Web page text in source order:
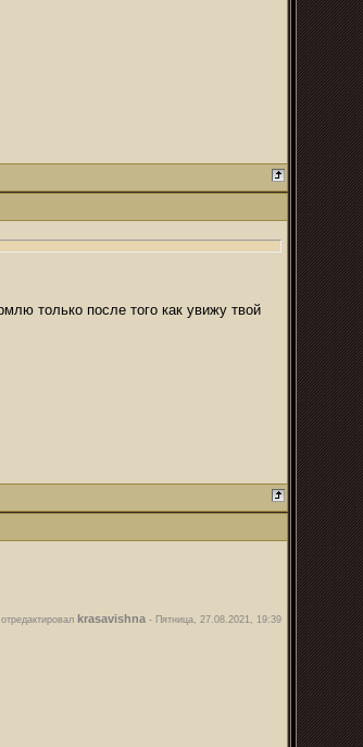
только после того как увижу твой
krasavishna - Пятница, 27.08.2021, 19:39